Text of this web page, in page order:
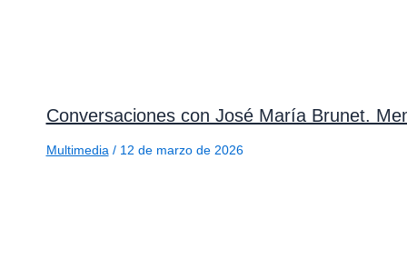
Conversaciones con José María Brunet.
Multimedia / 12 de marzo de 2026